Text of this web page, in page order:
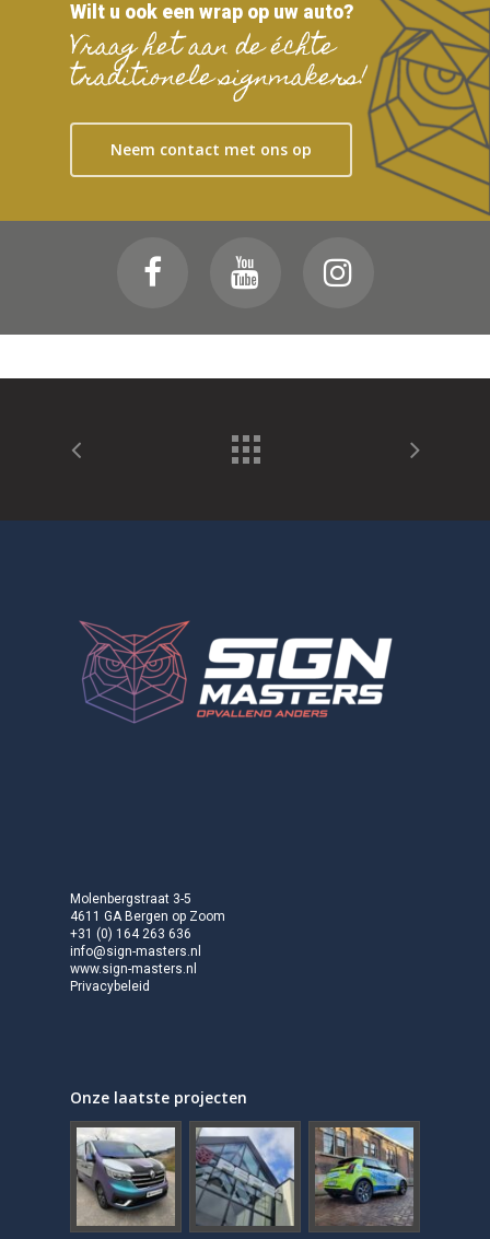
Wilt u ook een wrap op uw auto?
Vraag het aan de échte
traditionele signmakers!
Neem contact met ons op
Molenbergstraat 3-5
4611 GA Bergen op Zoom
+31 (0) 164 263 636
info@sign-masters.nl
www.sign-masters.nl
Privacybeleid
Onze laatste projecten